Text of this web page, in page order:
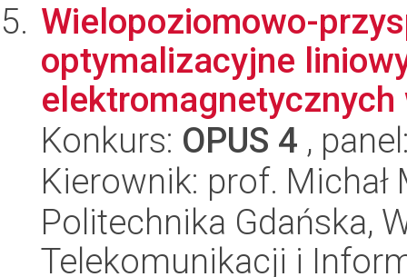
Wielopoziomowo-
optymalizacyjne
Konkurs: OPUS 4 ,
Kierownik: prof. Michał
Politechnika Gdańska,
Telekomunikacji i